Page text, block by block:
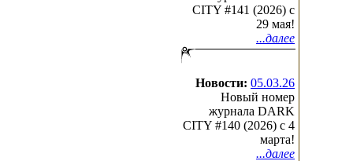
CITY #141 (2026) c
29 мая!
...далее
Новости: 05.03.26
Новый номер
журнала DARK
CITY #140 (2026) c 4
марта!
...далее